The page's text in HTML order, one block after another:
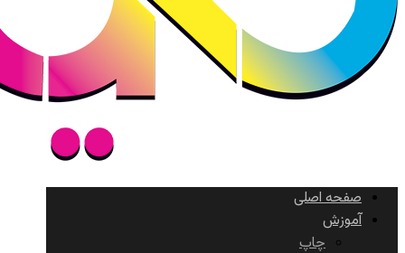
صفحه اصلی
آموزش
چاپ